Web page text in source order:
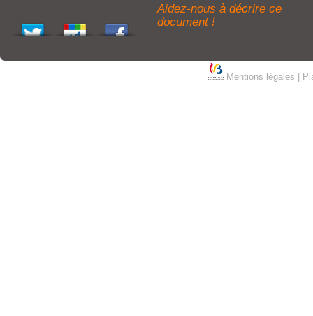
Aidez-nous à décrire ce
document !
Mentions légales